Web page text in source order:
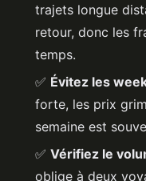
trajets longue
retour, donc les
temps.
✅ Évitez les
forte, les prix
semaine est
✅ Vérifiez le
oblige à deux